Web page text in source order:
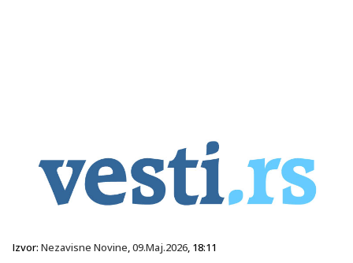
Izvor: Nezavisne Novine,09.Maj.2026, 18:11